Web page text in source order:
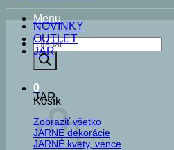
Menu
Products
search
0
Košík
NOVINKY
OUTLET
JAR
JAR
Zobraziť všetko
JARNÉ dekorácie
JARNÉ kvety, vence